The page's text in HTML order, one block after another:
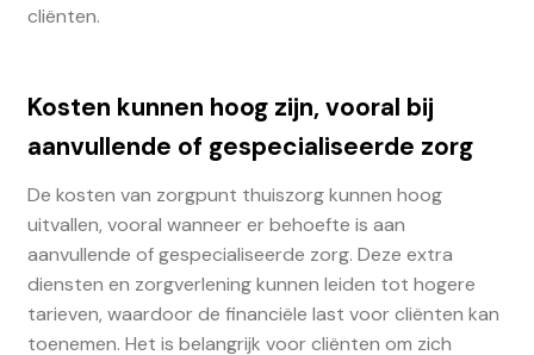
cliënten.
Kosten kunnen hoog zijn, vooral bij
aanvullende of gespecialiseerde zorg
De kosten van zorgpunt thuiszorg kunnen hoog
uitvallen, vooral wanneer er behoefte is aan
aanvullende of gespecialiseerde zorg. Deze extra
diensten en zorgverlening kunnen leiden tot hogere
tarieven, waardoor de financiële last voor cliënten kan
toenemen. Het is belangrijk voor cliënten om zich